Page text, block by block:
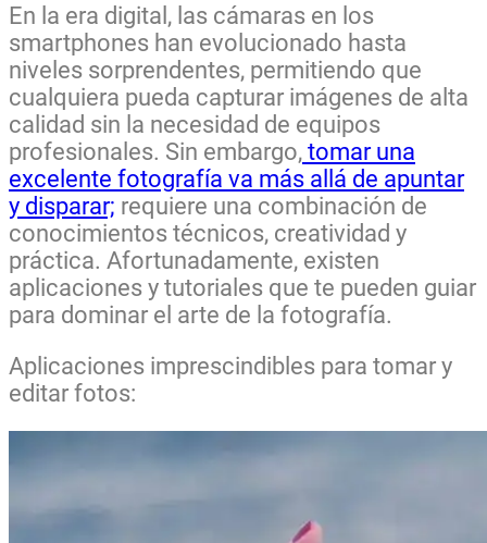
En la era digital, las cámaras en los
smartphones han evolucionado hasta
niveles sorprendentes, permitiendo que
cualquiera pueda capturar imágenes de alta
calidad sin la necesidad de equipos
profesionales. Sin embargo, tomar una
excelente fotografía va más allá de apuntar
y disparar; requiere una combinación de
conocimientos técnicos, creatividad y
práctica. Afortunadamente, existen
aplicaciones y tutoriales que te pueden guiar
para dominar el arte de la fotografía.
Aplicaciones imprescindibles para tomar y
editar fotos: